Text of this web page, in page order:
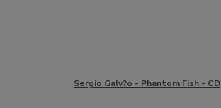
Sergio Galv?o - Phantom Fish - CD